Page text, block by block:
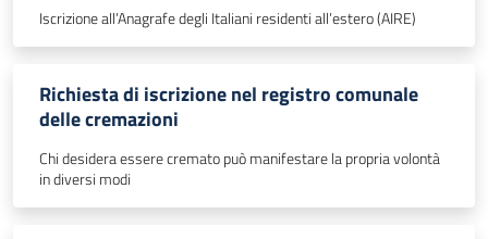
Iscrizione all’Anagrafe degli Italiani residenti all’estero (AIRE)
Richiesta di iscrizione nel registro comunale
delle cremazioni
Chi desidera essere cremato può manifestare la propria volontà
in diversi modi